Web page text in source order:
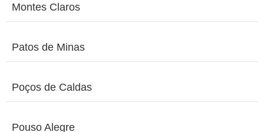
Montes Claros
Patos de Minas
Poços de Caldas
Pouso Alegre